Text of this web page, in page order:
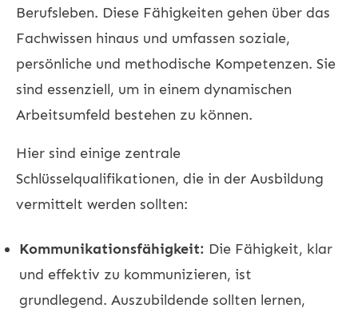
Berufsleben. Diese Fähigkeiten gehen über das
Fachwissen hinaus und umfassen soziale,
persönliche und methodische Kompetenzen. Sie
sind essenziell, um in einem dynamischen
Arbeitsumfeld bestehen zu können.
Hier sind einige zentrale
Schlüsselqualifikationen, die in der Ausbildung
vermittelt werden sollten:
Kommunikationsfähigkeit: Die Fähigkeit, klar
und effektiv zu kommunizieren, ist
grundlegend. Auszubildende sollten lernen,